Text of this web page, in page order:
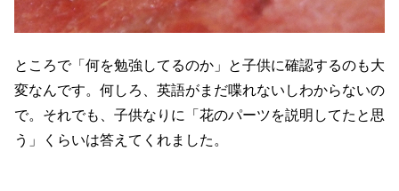
ところで「何を勉強してるのか」と子供に確認するのも大
変なんです。何しろ、英語がまだ喋れないしわからないの
で。それでも、子供なりに「花のパーツを説明してたと思
う」くらいは答えてくれました。